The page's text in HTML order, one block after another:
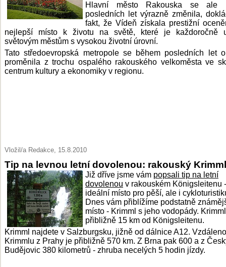
Hlavní město Rakouska se ale
posledních let výrazně změnila,
fakt, že Vídeň získala prestižní
nejlepší místo k životu na světě, které je každoročně
světovým městům s vysokou životní úrovní.
Tato středoevropská metropole se během posledních let
proměnila z trochu ospalého rakouského velkoměsta ve
centrum kultury a ekonomiky v regionu.
Vložil/a Redakce, 15.8.2010
Tip na levnou letní dovolenou: rakouský Krimml
Již dříve jsme vám popsali tip na letní
dovolenou v rakouském Königsleitenu -
ideální místo pro pěší, ale i
Dnes vám přiblížíme podstatně
místo - Krimml s jeho vodopády.
přibližně 15 km od Königsleitenu.
Krimml najdete v Salzburgsku, jižně od dálnice A12.
Krimmlu z Prahy je přibližně 570 km. Z Brna pak 600 a z
Budějovic 380 kilometrů - zhruba necelých 5 hodin jízdy.